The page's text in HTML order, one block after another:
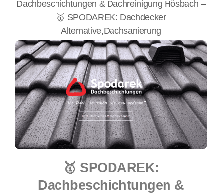
Dachbeschichtungen & Dachreinigung Hösbach –
🥇 SPODAREK: Dachdecker
Alternative,Dachsanierung
🥇 SPODAREK:
Dachbeschichtungen &